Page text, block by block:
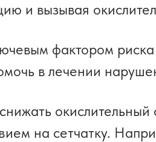
и вызывая
фактором
в лечении
на сетчатку.